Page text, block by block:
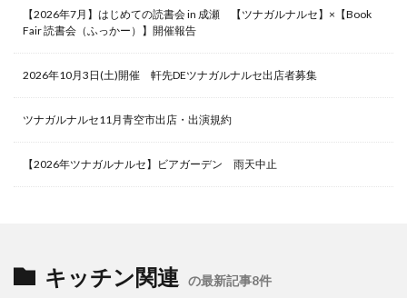
【2026年7月】はじめての読書会 in 成瀬 【ツナガルナルセ】×【Book
Fair 読書会（ふっかー）】開催報告
2026年10月3日(土)開催 軒先DEツナガルナルセ出店者募集
ツナガルナルセ11月青空市出店・出演規約
【2026年ツナガルナルセ】ビアガーデン 雨天中止
キッチン関連 の最新記事8件